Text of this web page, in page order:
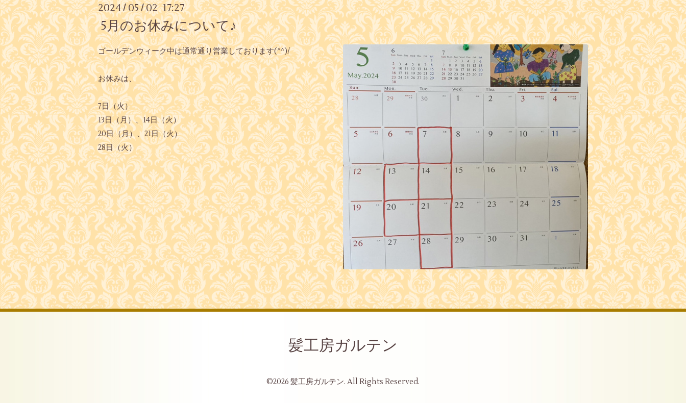
2024/05/02 17:27
5月のお休みについて♪
ゴールデンウィーク中は通常通り営業しております(^^)/
お休みは、
7日（火）
13日（月）、14日（火）
20日（月）、21日（火）
28日（火）
髪工房ガルテン
©2026 髪工房ガルテン. All Rights Reserved.